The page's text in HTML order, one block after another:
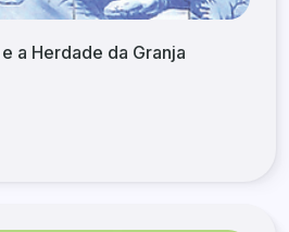
a Herdade da Granja